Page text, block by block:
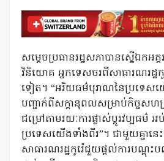
សម្តេចប្រធានរដ្ឋសភាបានស្នើឯកអគ្
វិនិយោគ អ្នកទេសចរពីសាធារណរដ្ឋកូ
ទៀត។ “អរិយធម៌បុរាណនៃប្រទេស
បញ្ជាក់ពីសក្តានុពលសម្រាប់កិច្ចសហប្
ជម្រៅតាមរយៈការផ្លាស់ប្តូរវប្បធម៌
ប្រទេសយើងទាំងពីរ”។ ជាមួយគ្នានេ
សាធារណរដ្ឋកូរ៉េជួយផ្តល់ការបណ្តុះប